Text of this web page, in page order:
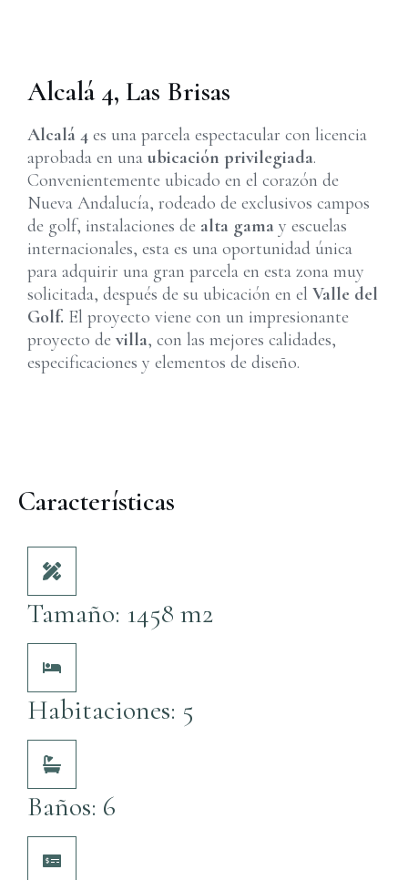
Alcalá 4, Las Brisas
Alcalá 4 es una parcela espectacular con licencia
aprobada en una ubicación privilegiada.
Convenientemente ubicado en el corazón de
Nueva Andalucía, rodeado de exclusivos campos
de golf, instalaciones de alta gama y escuelas
internacionales, esta es una oportunidad única
para adquirir una gran parcela en esta zona muy
solicitada, después de su ubicación en el Valle del
Golf. El proyecto viene con un impresionante
proyecto de villa, con las mejores calidades,
especificaciones y elementos de diseño.
Características
Tamaño: 1458 m2
Habitaciones: 5
Baños: 6